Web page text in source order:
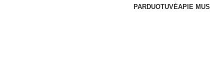
PARDUOTUVĖAPIE MUS